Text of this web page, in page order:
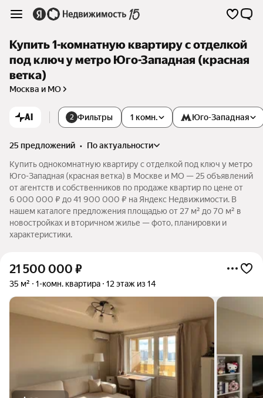
Купить 1-комнатную квартиру с отделкой
под ключ у метро Юго-Западная (красная
ветка)
Москва и МО
AI 2 Фильтры 1 комн. Юго-Западная
25 предложений •
по актуальности
Купить однокомнатную квартиру с отделкой под ключ у метро
Юго-Западная (красная ветка) в Москве и МО — 25 объявлений
от агентств и собственников по продаже квартир по цене от
6 000 000 ₽ до 41 900 000 ₽ на Яндекс Недвижимости. В
нашем каталоге предложения площадью от 27 м² до 70 м² в
новостройках и вторичном жилье — фото, планировки и
характеристики.
21 500 000 ₽
35 м² 1-комн. квартира 12 этаж из 14